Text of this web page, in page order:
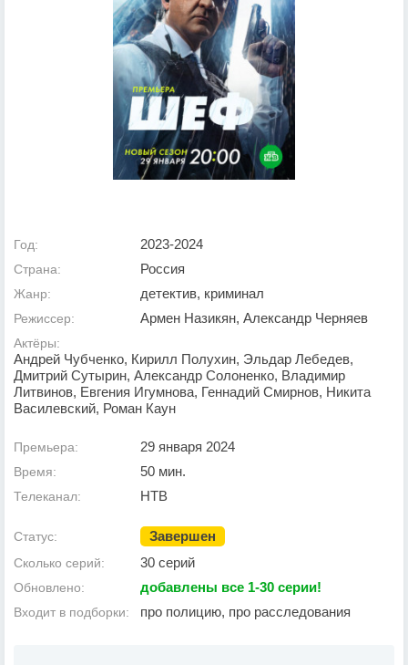
Год: 2023-2024
Страна: Россия
Жанр: детектив, криминал
Режиссер: Армен Назикян, Александр Черняев
Актёры:
Андрей Чубченко, Кирилл Полухин, Эльдар Лебедев,
Дмитрий Сутырин, Александр Солоненко, Владимир
Литвинов, Евгения Игумнова, Геннадий Смирнов, Никита
Василевский, Роман Каун
Премьера: 29 января 2024
Время: 50 мин.
Телеканал: НТВ
Статус: Завершен
Сколько серий: 30 серий
Обновлено: добавлены все 1-30 серии!
Входит в подборки: про полицию, про расследования